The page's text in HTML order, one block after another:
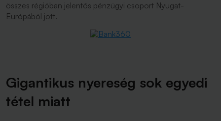
összes régióban jelentős pénzügyi csoport Nyugat-
Európából jött.
Gigantikus nyereség sok egyedi
tétel miatt